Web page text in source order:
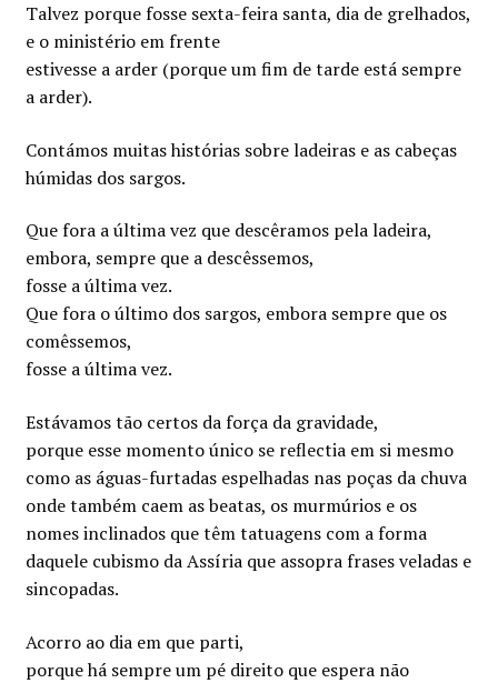
Talvez porque fosse sexta-feira santa, dia de grelhados,
e o ministério em frente
estivesse a arder (porque um fim de tarde está sempre
a arder).
Contámos muitas histórias sobre ladeiras e as cabeças
húmidas dos sargos.
Que fora a última vez que descêramos pela ladeira,
embora, sempre que a descêssemos,
fosse a última vez.
Que fora o último dos sargos, embora sempre que os
comêssemos,
fosse a última vez.
Estávamos tão certos da força da gravidade,
porque esse momento único se reflectia em si mesmo
como as águas-furtadas espelhadas nas poças da chuva
onde também caem as beatas, os murmúrios e os
nomes inclinados que têm tatuagens com a forma
daquele cubismo da Assíria que assopra frases veladas e
sincopadas.
Acorro ao dia em que parti,
porque há sempre um pé direito que espera não